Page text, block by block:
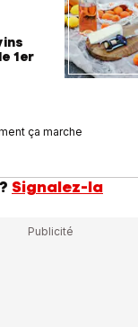
1er
ça marche
Signalez-la